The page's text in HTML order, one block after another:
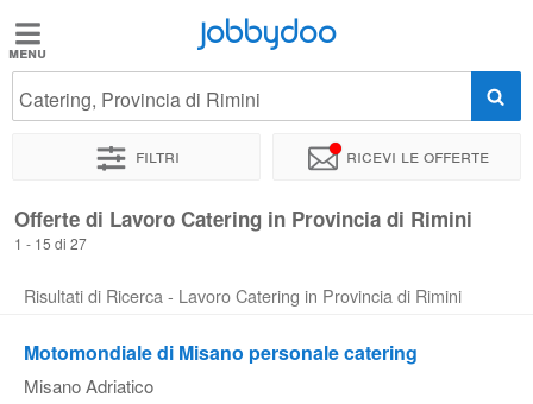
Jobbydoo
Offerte
Stipendi
professioni
Jobbydoo
Catering, Provincia di Rimini
Filtri Ricevi le offerte
Offerte di Lavoro Catering in Provincia di Rimini
1 - 15 di 27
Risultati di Ricerca - Lavoro Catering in Provincia di Rimini
Motomondiale di Misano personale catering
Misano Adriatico